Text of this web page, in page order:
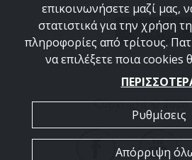
ΕΓΓΡΑΦΗ
Copyright © 2026
επικοινωνήσετε μαζί μας,
στατιστικά για την χρήση
πληροφορίες από τρίτους.
να επιλέξετε ποια cookies
Ρυθμίσεις
Απόρριψη